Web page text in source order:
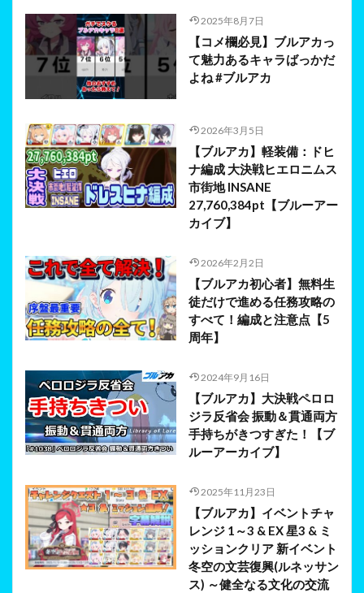
2025年8月7日
【コメ欄必見】ブルアカっ
て魅力あるキャラばっかだ
よね #ブルアカ
2026年3月5日
【ブルアカ】軽装備：ドヒ
ナ編成 大決戦ヒエロニムス
市街地 INSANE
27,760,384pt【ブルーアー
カイブ】
2026年2月2日
【ブルアカ初心者】無料生
徒だけで進める任務攻略の
すべて！編成と注意点【5
周年】
2024年9月16日
【ブルアカ】大決戦ペロロ
ジラ反省会 振動＆貫通両方
手持ちがきつすぎた！【ブ
ルーアーカイブ】
2025年11月23日
【ブルアカ】イベントチャ
レンジ 1～3 & EX 星3 & ミ
ッションクリア 新イベント
冬空の文芸復興(ルネッサン
ス) ～健全なる文化の交流